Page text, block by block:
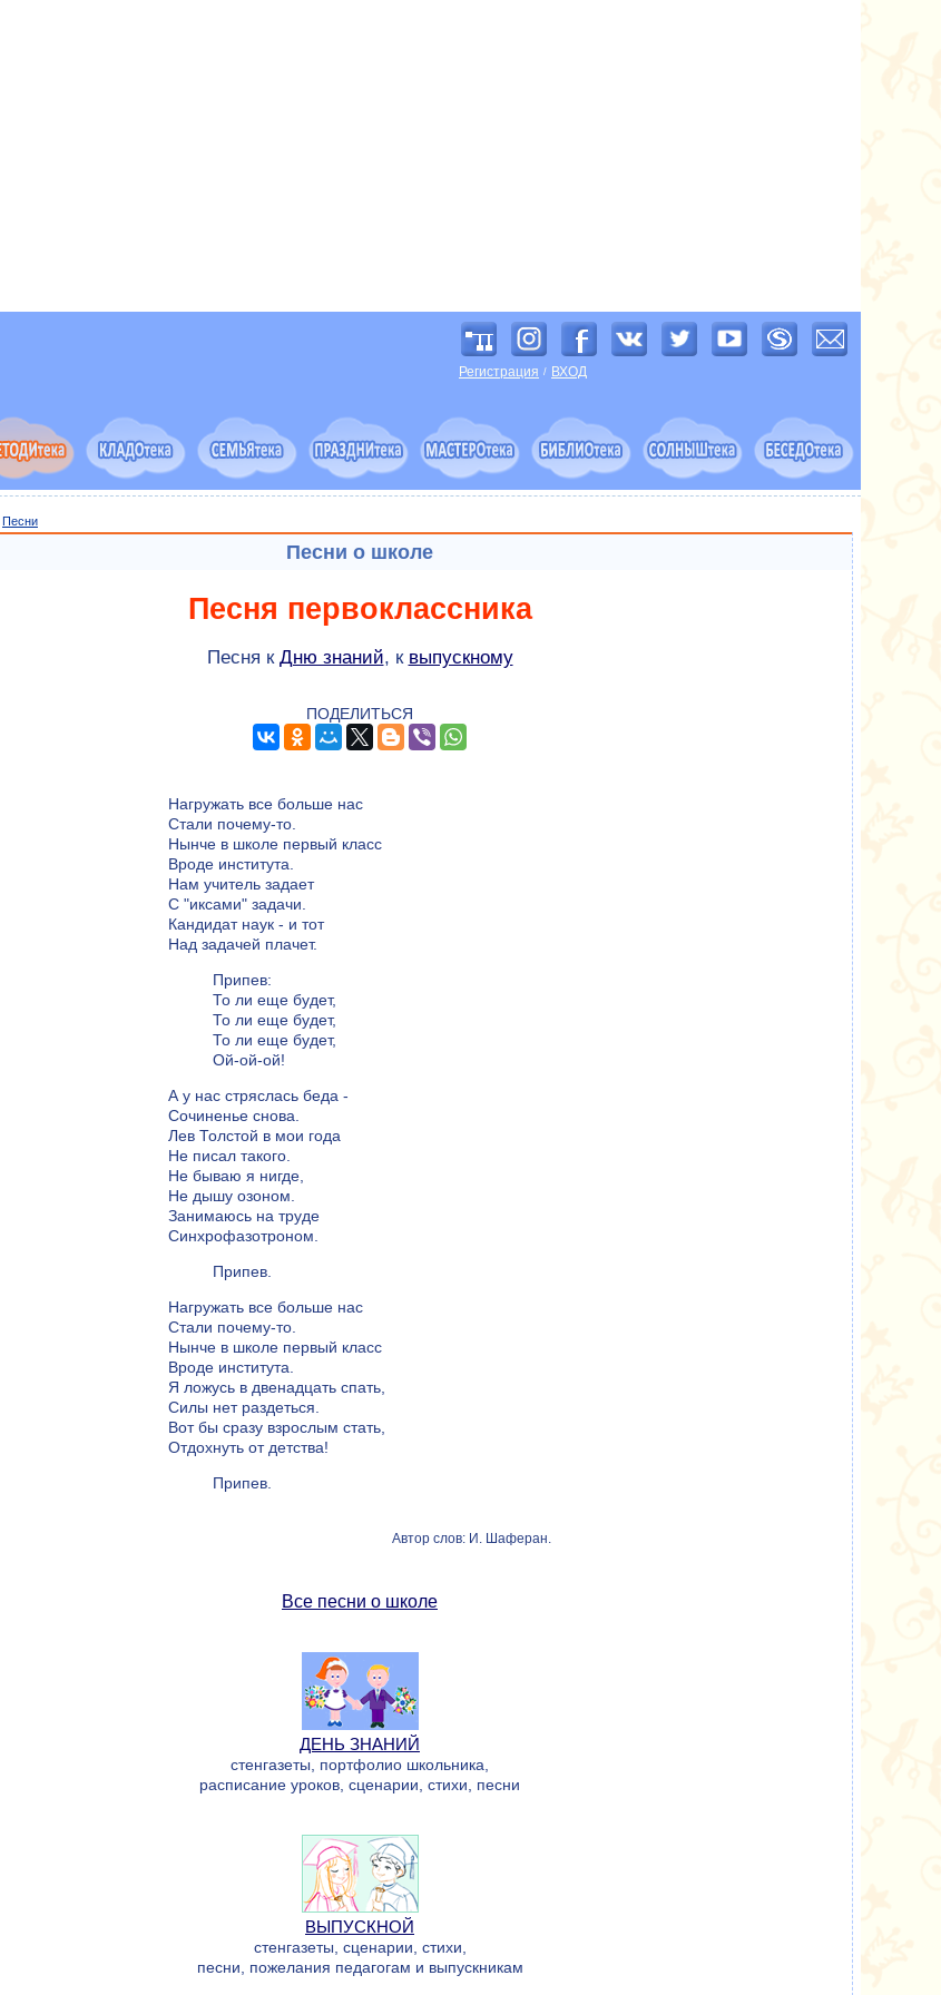
Регистрация / ВХОД
Песни
Песни о школе
Песня первоклассника
Песня к Дню знаний, к выпускному
ПОДЕЛИТЬСЯ
Нагружать все больше нас
Стали почему-то.
Нынче в школе первый класс
Вроде института.
Нам учитель задает
С "иксами" задачи.
Кандидат наук - и тот
Над задачей плачет.
Припев:
То ли еще будет,
То ли еще будет,
То ли еще будет,
Ой-ой-ой!
А у нас стряслась беда -
Сочиненье снова.
Лев Толстой в мои года
Не писал такого.
Не бываю я нигде,
Не дышу озоном.
Занимаюсь на труде
Синхрофазотроном.
Припев.
Нагружать все больше нас
Стали почему-то.
Нынче в школе первый класс
Вроде института.
Я ложусь в двенадцать спать,
Силы нет раздеться.
Вот бы сразу взрослым стать,
Отдохнуть от детства!
Припев.
Автор слов: И. Шаферан.
Все песни о школе
ДЕНЬ ЗНАНИЙ
стенгазеты, портфолио школьника,
расписание уроков, сценарии, стихи, песни
ВЫПУСКНОЙ
стенгазеты, сценарии, стихи,
песни, пожелания педагогам и выпускникам